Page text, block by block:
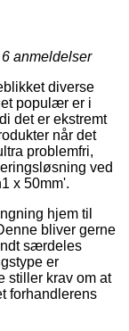
6 anmeldelser
diverse
populær er i
det er ekstremt
når det
problemfri,
ved
x 50mm'.
hjem til
bliver gerne
særdeles
er
stiller krav om at
forhandlerens